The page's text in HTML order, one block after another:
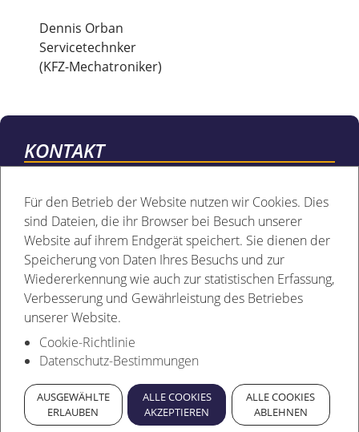
Für den Betrieb der Website nutzen wir Cookies. Dies
sind Dateien, die ihr Browser bei Besuch unserer
Website auf ihrem Endgerät speichert. Sie dienen der
Speicherung von Daten Ihres Besuchs und zur
Wiedererkennung wie auch zur statistischen Erfassung,
Verbesserung und Gewährleistung des Betriebes
unserer Website.
Cookie-Richtlinie
Datenschutz-Bestimmungen
AUSGEWÄHLTE
ERLAUBEN
ALLE COOKIES
AKZEPTIEREN
ALLE COOKIES
ABLEHNEN
Dennis Orban
Servicetechnker
(KFZ-Mechatroniker)
KONTAKT
Brockmann GmbH
Borchenerstr. 334c
33106 Paderborn
(Autohof Mönkeloh – A33)
Ihre Ansprechpartner
Fabian Brockmann
Telefon: 05251-683297-1
Bastian Lachenicht
Telefon: 05251-683297-2